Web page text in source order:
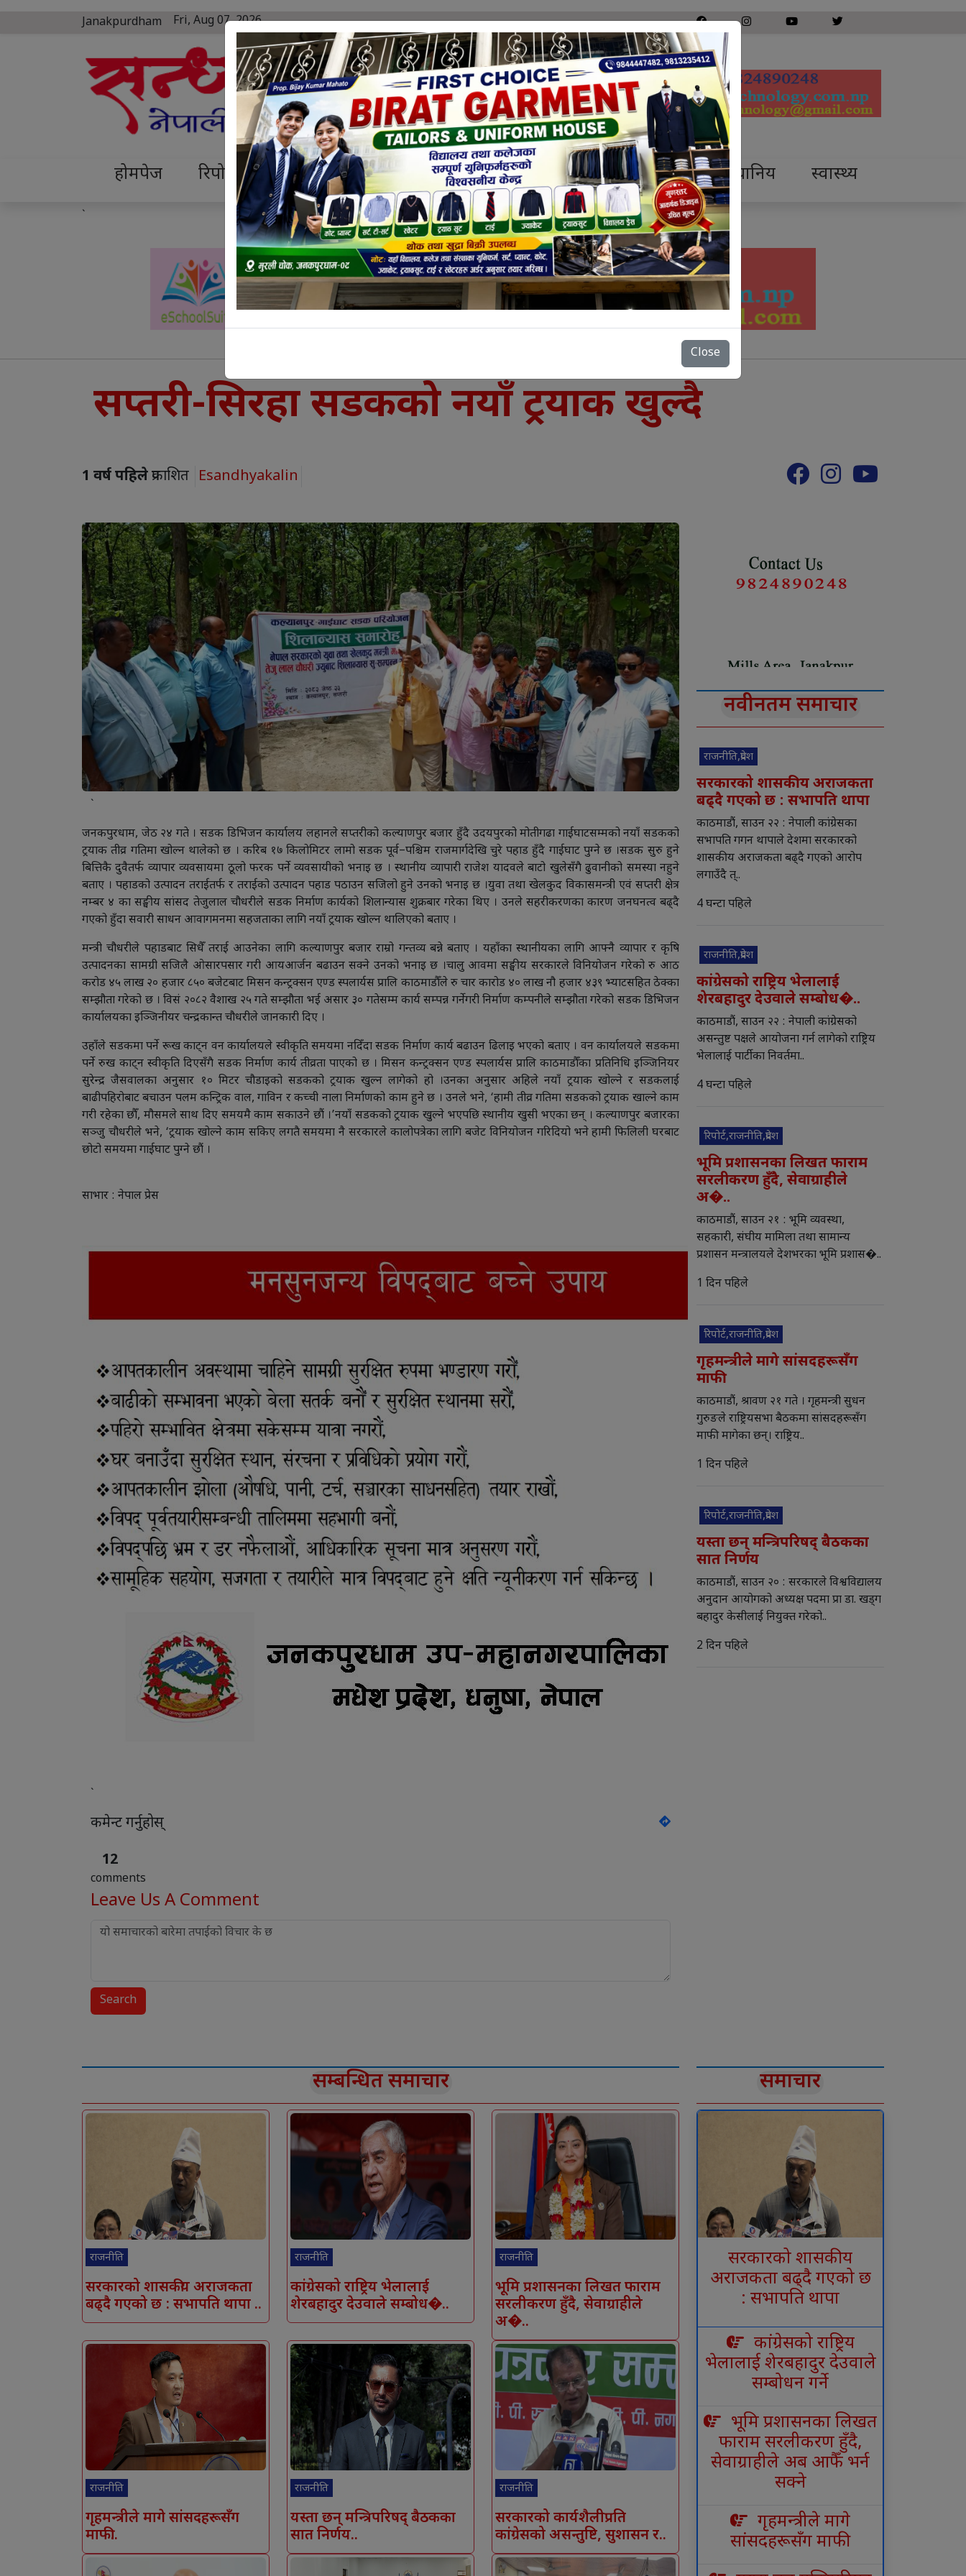
Janakpurdham Fri, Aug 07, 2026
Close
होमपेज रिपोर्ट कृषि राजनीति अर्थ अन्तराष्ट्रिय शिक्षा प्रदेश स्थानिय स्वास्थ्य
`
सप्तरी-सिरहा सडकको नयाँ ट्रयाक खुल्दै
1 वर्ष पहिलेप्रकाशित Esandhyakalin
`
जनकपुरधाम, जेठ २४ गते । सडक डिभिजन कार्यालय लहानले सप्तरीको कल्याणपुर बजार हुँदै उदयपुरको मोतीगढा गाईघाटसम्मको नयाँ सडकको
ट्रयाक तीव्र गतिमा खोल्न थालेको छ । करिब १७ किलोमिटर लामो सडक पूर्व–पश्चिम राजमार्गदेखि चुरे पहाड हुँदै गाईघाट पुग्ने छ ।सडक सुरु हुने
बित्तिकै दुवैतर्फ व्यापार व्यवसायमा ठूलो फरक पर्ने व्यवसायीको भनाइ छ । स्थानीय व्यापारी राजेश यादवले बाटो खुलेसँगै ढुवानीको समस्या नहुने
बताए । पहाडको उत्पादन तराईतर्फ र तराईको उत्पादन पहाड पठाउन सजिलो हुने उनको भनाइ छ ।युवा तथा खेलकुद विकासमन्त्री एवं सप्तरी क्षेत्र
नम्बर ४ का सङ्घीय सांसद तेजुलाल चौधरीले सडक निर्माण कार्यको शिलान्यास शुक्रबार गरेका थिए । उनले सहरीकरणका कारण जनघनत्व बढ्दै
गएको हुँदा सवारी साधन आवागमनमा सहजताका लागि नयाँ ट्रयाक खोल्न थालिएको बताए ।
मन्त्री चौधरीले पहाडबाट सिधैँ तराई आउनेका लागि कल्याणपुर बजार राम्रो गन्तव्य बन्ने बताए । यहाँका स्थानीयका लागि आफ्नै व्यापार र कृषि
उत्पादनका सामग्री सजिलै ओसारपसार गरी आयआर्जन बढाउन सक्ने उनको भनाइ छ ।चालु आवमा सङ्घीय सरकारले विनियोजन गरेको रु आठ
करोड ४५ लाख २० हजार ८५० बजेटबाट मिसन कन्ट्रक्सन एण्ड स्पलार्यस प्रालि काठमाडौँले रु चार कारोड ४० लाख नौ हजार ४३९ भ्याटसहित ठेक्का
सम्झौता गरेको छ । विसं २०८२ वैशाख २५ गते सम्झौता भई असार ३० गतेसम्म कार्य सम्पन्न गर्नेगरी निर्माण कम्पनीले सम्झौता गरेको सडक डिभिजन
कार्यालयका इञ्जिनीयर चन्द्रकान्त चौधरीले जानकारी दिए ।
उहाँले सडकमा पर्ने रूख काट्न वन कार्यालयले स्वीकृति समयमा नदिँदा सडक निर्माण कार्य बढाउन ढिलाइ भएको बताए । वन कार्यालयले सडकमा
पर्ने रुख काट्न स्वीकृति दिएसँगै सडक निर्माण कार्य तीव्रता पाएको छ । मिसन कन्ट्रक्सन एण्ड स्पलार्यस प्रालि काठमाडौँका प्रतिनिधि इञ्जिनियर
सुरेन्द्र जैसवालका अनुसार १० मिटर चौडाइको सडकको ट्रयाक खुल्न लागेको हो ।उनका अनुसार अहिले नयाँ ट्रयाक खोल्ने र सडकलाई
बाढीपहिरोबाट बचाउन पलम कन्ट्रिक वाल, गाविन र कच्ची नाला निर्माणको काम हुने छ । उनले भने, ‘हामी तीव्र गतिमा सडकको ट्रयाक खाल्ने काम
गरी रहेका छौँ, मौसमले साथ दिए समयमै काम सकाउने छौं ।’नयाँ सडकको ट्रयाक खुल्ने भएपछि स्थानीय खुसी भएका छन् । कल्याणपुर बजारका
सञ्जु चौधरीले भने, ‘ट्रयाक खोल्ने काम सकिए लगतै समयमा नै सरकारले कालोपत्रेका लागि बजेट विनियोजन गरिदियो भने हामी फिलिली घरबाट
छोटो समयमा गाईघाट पुग्ने छौं ।
साभार : नेपाल प्रेस
`
कमेन्ट गर्नुहोस्
12
comments
Leave Us A Comment
Search
नवीनतम समाचार
राजनीति,प्रदेश
सरकारको शासकीय अराजकता
बढ्दै गएको छ : सभापति थापा
काठमाडौं, साउन २२ : नेपाली कांग्रेसका
सभापति गगन थापाले देशमा सरकारको
शासकीय अराजकता बढ्दै गएको आरोप
लगाउँदै त्..
4 घन्टा पहिले
राजनीति,प्रदेश
कांग्रेसको राष्ट्रिय भेलालाई
शेरबहादुर देउवाले सम्बोध�..
काठमाडौं, साउन २२ : नेपाली कांग्रेसको
असन्तुष्ट पक्षले आयोजना गर्न लागेको राष्ट्रिय
भेलालाई पार्टीका निवर्तमा..
4 घन्टा पहिले
रिपोर्ट,राजनीति,प्रदेश
भूमि प्रशासनका लिखत फाराम
सरलीकरण हुँदै, सेवाग्राहीले
अ�..
काठमाडौं, साउन २१ : भूमि व्यवस्था,
सहकारी, संघीय मामिला तथा सामान्य
प्रशासन मन्त्रालयले देशभरका भूमि प्रशास�..
1 दिन पहिले
रिपोर्ट,राजनीति,प्रदेश
गृहमन्त्रीले मागे सांसदहरूसँग
माफी
काठमाडौं, श्रावण २१ गते । गृहमन्त्री सुधन
गुरुङले राष्ट्रियसभा बैठकमा सांसदहरूसँग
माफी मागेका छन्। राष्ट्रिय..
1 दिन पहिले
रिपोर्ट,राजनीति,प्रदेश
यस्ता छन् मन्त्रिपरिषद् बैठकका
सात निर्णय
काठमाडौं, साउन २० : सरकारले विश्वविद्यालय
अनुदान आयोगको अध्यक्ष पदमा प्रा डा. खड्ग
बहादुर केसीलाई नियुक्त गरेको..
2 दिन पहिले
सम्बन्धित समाचार
राजनीति
सरकारको शासकीय अराजकता
बढ्दै गएको छ : सभापति थापा ..
राजनीति
कांग्रेसको राष्ट्रिय भेलालाई
शेरबहादुर देउवाले सम्बोध�..
राजनीति
भूमि प्रशासनका लिखत फाराम
सरलीकरण हुँदै, सेवाग्राहीले
अ�..
राजनीति
गृहमन्त्रीले मागे सांसदहरूसँग
माफी..
राजनीति
यस्ता छन् मन्त्रिपरिषद् बैठकका
सात निर्णय..
राजनीति
सरकारको कार्यशैलीप्रति
कांग्रेसको असन्तुष्टि, सुशासन र..
समाचार
सरकारको शासकीय
अराजकता बढ्दै गएको छ
: सभापति थापा
कांग्रेसको राष्ट्रिय
भेलालाई शेरबहादुर देउवाले
सम्बोधन गर्ने
भूमि प्रशासनका लिखत
फाराम सरलीकरण हुँदै,
सेवाग्राहीले अब आफैँ भर्न
सक्ने
गृहमन्त्रीले मागे
सांसदहरूसँग माफी